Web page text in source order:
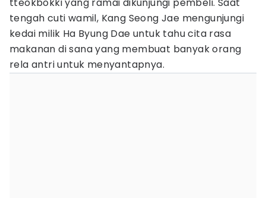
tengah cuti wamil, Kang Seong Jae mengunjungi
kedai milik Ha Byung Dae untuk tahu cita rasa
makanan di sana yang membuat banyak orang
rela antri untuk menyantapnya.